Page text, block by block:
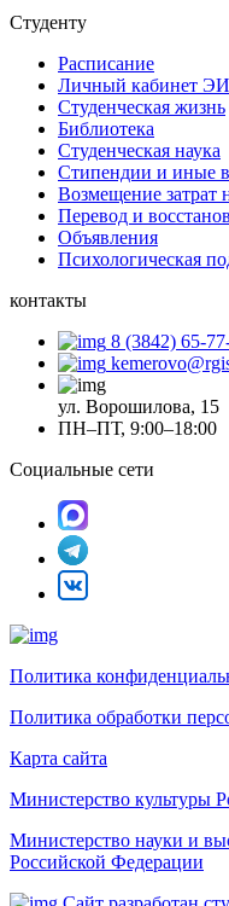
Студенту
Расписание
Личный кабинет
Студенческая жизнь
Библиотека
Студенческая наука
Стипендии и иные
Возмещение затрат
Перевод и
Объявления
Психологическая
контакты
8 (3842) 65-
ул. Ворошилова, 15
ПН–ПТ, 9:00–18:00
Социальные сети
Политика
Политика обработки
Карта сайта
Министерство культуры
Министерство науки и
Российской Федерации